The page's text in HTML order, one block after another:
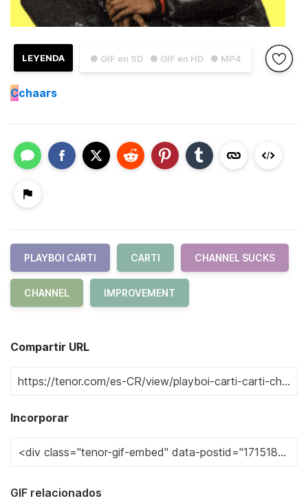
● GIF en SD ● GIF en HD ● MP4
LEYENDA
Cchaars
PLAYBOI CARTI CARTI CHANNEL SUCKS
CHANNEL IMPROVEMENT
Compartir URL
Incorporar
GIF relacionados